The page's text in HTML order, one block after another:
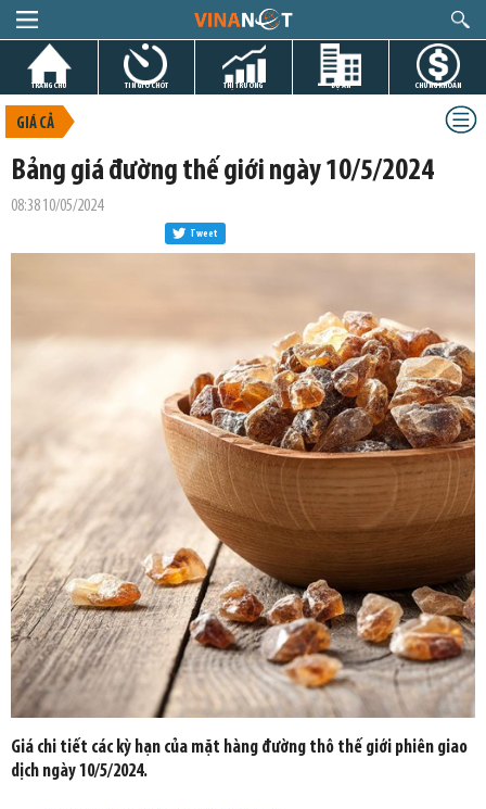
TRANG CHỦ TIN GIỜ CHÓT THỊ TRƯỜNG DỰ ÁN CHỨNG KHOÁN
GIÁ CẢ
Bảng giá đường thế giới ngày 10/5/2024
08:38 10/05/2024
Tweet
Giá chi tiết các kỳ hạn của mặt hàng đường thô thế giới phiên giao
dịch ngày 10/5/2024.